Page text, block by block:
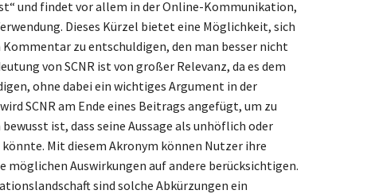
und findet vor allem in der Online-Kommunikation,
Dieses Kürzel bietet eine Möglichkeit, sich
zu entschuldigen, den man besser nicht
von SCNR ist von großer Relevanz, da es dem
ohne dabei ein wichtiges Argument in der
SCNR am Ende eines Beitrags angefügt, um zu
ist, dass seine Aussage als unhöflich oder
Mit diesem Akronym können Nutzer ihre
möglichen Auswirkungen auf andere berücksichtigen.
sind solche Abkürzungen ein